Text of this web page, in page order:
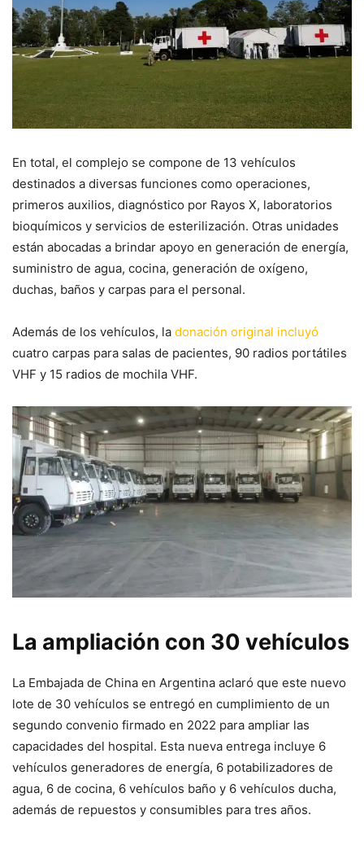
En total, el complejo se compone de 13 vehículos
destinados a diversas funciones como operaciones,
primeros auxilios, diagnóstico por Rayos X, laboratorios
bioquímicos y servicios de esterilización. Otras unidades
están abocadas a brindar apoyo en generación de energía,
suministro de agua, cocina, generación de oxígeno,
duchas, baños y carpas para el personal.
Además de los vehículos, la donación original incluyó
cuatro carpas para salas de pacientes, 90 radios portátiles
VHF y 15 radios de mochila VHF.
La ampliación con 30 vehículos
La Embajada de China en Argentina aclaró que este nuevo
lote de 30 vehículos se entregó en cumplimiento de un
segundo convenio firmado en 2022 para ampliar las
capacidades del hospital. Esta nueva entrega incluye 6
vehículos generadores de energía, 6 potabilizadores de
agua, 6 de cocina, 6 vehículos baño y 6 vehículos ducha,
además de repuestos y consumibles para tres años.